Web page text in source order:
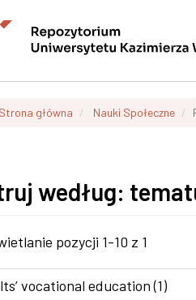
Strona główna Nauki Społeczne
według:
pozycji 1-10 z 1
vocational education (1)